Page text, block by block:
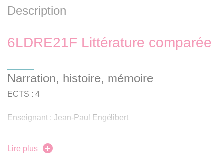
Description
6LDRE21F Littérature comparée
Narration, histoire, mémoire
ECTS : 4
Enseignant : Jean-Paul Engélibert
Lire plus